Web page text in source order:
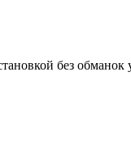
без обманок